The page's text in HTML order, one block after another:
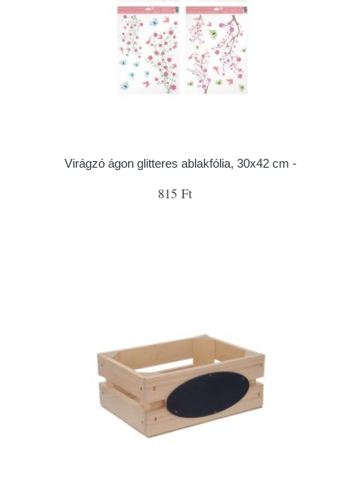
Virágzó ágon glitteres ablakfólia, 30x42 cm -
815 Ft